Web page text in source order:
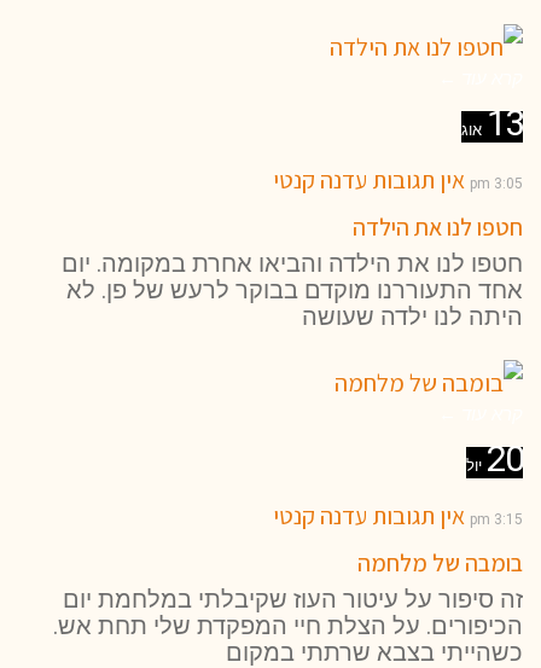
13 אוג
3:05 pm אין תגובות עדנה קנטי
חטפו לנו את הילדה
חטפו לנו את הילדה והביאו אחרת במקומה. יום
אחד התעוררנו מוקדם בבוקר לרעש של פן. לא
היתה לנו ילדה שעושה
20 יול
3:15 pm אין תגובות עדנה קנטי
בומבה של מלחמה
זה סיפור על עיטור העוז שקיבלתי במלחמת יום
הכיפורים. על הצלת חיי המפקדת שלי תחת אש.
כשהייתי בצבא שרתתי במקום